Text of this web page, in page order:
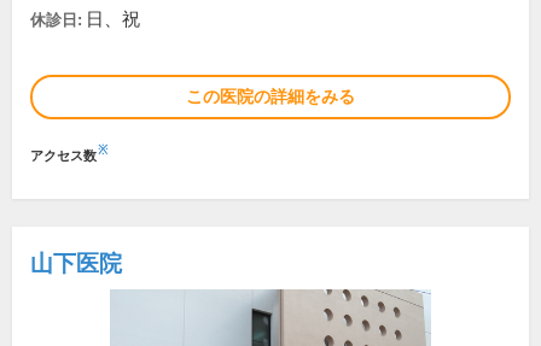
休診日: 日、祝
この医院の詳細をみる
アクセス数※
山下医院